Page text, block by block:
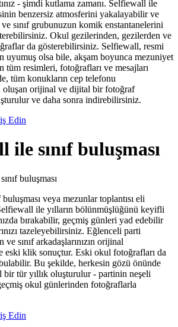
- şimdi kutlama zamanı. Selfiewall ile
benzersiz atmosferini yakalayabilir ve
ve sınıf grubunuzun komik enstantanelerini
Okul gezilerinden, gezilerden ve
da gösterebilirsiniz. Selfiewall, resmi
uyumuş olsa bile, akşam boyunca mezuniyet
tüm resimleri, fotoğrafları ve mesajları
tüm konukların cep telefonu
oluşan orijinal ve dijital bir fotoğraf
ve daha sonra indirebilirsiniz.
Edin
ile sınıf buluşması
veya mezunlar toplantısı eli
ile yılların bölünmüşlüğünü keyifli
bırakabilir, geçmiş günleri yad edebilir
tazeleyebilirsiniz. Eğlenceli parti
ve sınıf arkadaşlarınızın orijinal
eski klik sonuçtur. Eski okul fotoğrafları da
Bu şekilde, herkesin gözü önünde
bir tür yıllık oluşturulur - partinin neşeli
okul günlerinden fotoğraflarla
Edin